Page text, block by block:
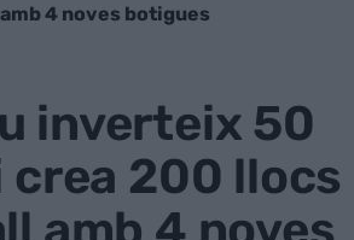
4 noves botigues
inverteix 50
crea 200 llocs